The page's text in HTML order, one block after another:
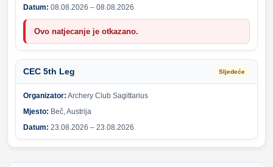
Datum: 08.08.2026 – 08.08.2026
Ovo natjecanje je otkazano.
CEC 5th Leg Sljedeće
Organizator: Archery Club Sagittarius
Mjesto: Beč, Austrija
Datum: 23.08.2026 – 23.08.2026